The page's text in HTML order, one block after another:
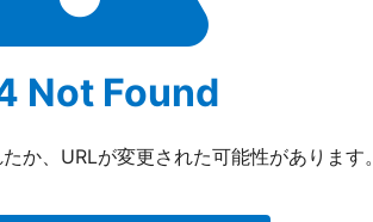
Not Found
か、URLが変更された可能性があります。